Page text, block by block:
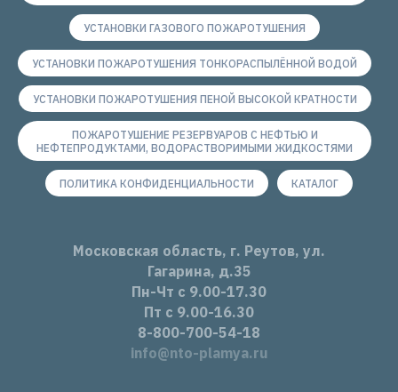
УСТАНОВКИ ГАЗОВОГО ПОЖАРОТУШЕНИЯ
УСТАНОВКИ ПОЖАРОТУШЕНИЯ ТОНКОРАСПЫЛЁННОЙ ВОДОЙ
УСТАНОВКИ ПОЖАРОТУШЕНИЯ ПЕНОЙ ВЫСОКОЙ КРАТНОСТИ
ПОЖАРОТУШЕНИЕ РЕЗЕРВУАРОВ С НЕФТЬЮ И
НЕФТЕПРОДУКТАМИ, ВОДОРАСТВОРИМЫМИ ЖИДКОСТЯМИ
ПОЛИТИКА КОНФИДЕНЦИАЛЬНОСТИ КАТАЛОГ
Московская область, г. Реутов, ул.
Гагарина, д.35
Пн-Чт с 9.00-17.30
Пт с 9.00-16.30
8-800-700-54-18
info@nto-plamya.ru